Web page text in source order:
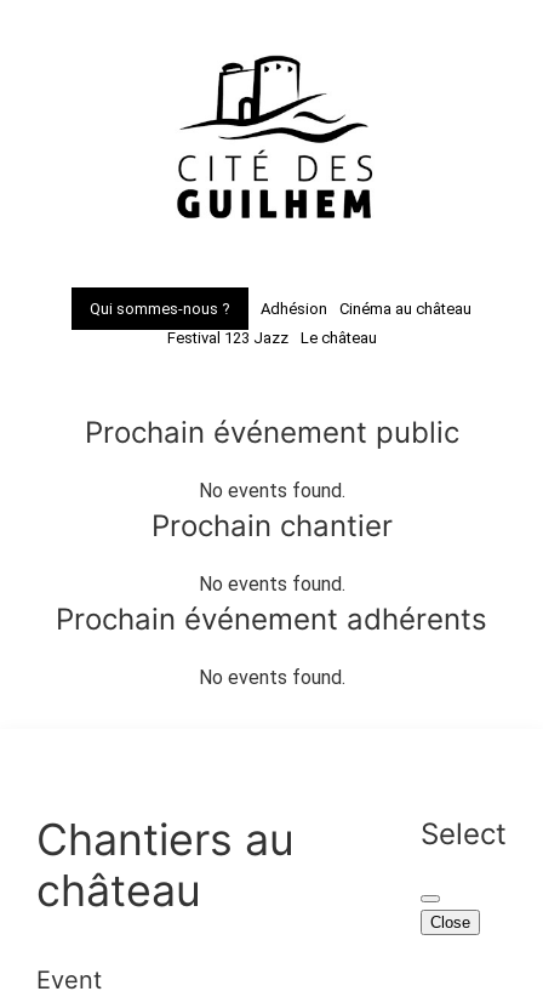
Qui sommes-nous ? Adhésion
Cinéma au château
Festival 123 Jazz
Le château
Prochain événement public
No events found.
Prochain chantier
No events found.
Prochain événement adhérents
No events found.
Select
Close
Chantiers au
château
Event